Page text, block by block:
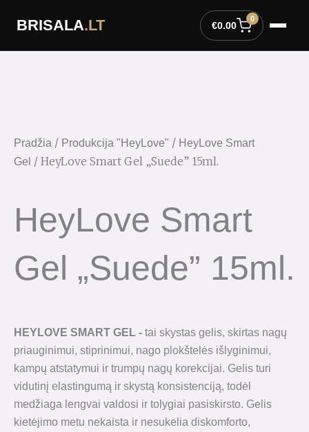
BRISALA.LT €0.00
0
Pradžia / Produkcija "HeyLove" / HeyLove Smart
Gel / HeyLove Smart Gel „Suede” 15ml.
HeyLove Smart
Gel „Suede” 15ml.
HEYLOVE SMART GEL - tai skystas gelis, skirtas nagų
priauginimui, stiprinimui, nago plokštelės išlyginimui,
kampų atstatymui ir trumpų nagų korekcijai. Gelis turi
vidutinį elastingumą ir skystą konsistenciją, todėl
medžiaga lengvai valdosi ir tolygiai pasiskirsto. Gelis
kietėjimo metu nekaista ir nesukelia diskomforto,